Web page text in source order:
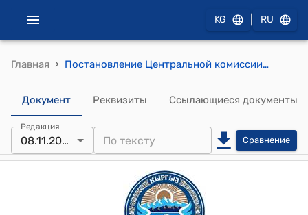
KG RU
Главная › Постановление Центральной комиссии по выборам и проведению референдумов КР от 8 ноября 2021 года № 780 "Об изменении адресов избирательных участков № 7241, № 7225, № 7417, № 7268 Сокулукского района Чуйской области, № 5442, № 5142, № 5133 Алайского района, № 5518 Араванского района Ошской области, № 8126, № 8127, № 8136 Кадамжайского района Баткенской области"
Документ Реквизиты Ссылающиеся документы
Редакция
08.11.2021 Сравнение